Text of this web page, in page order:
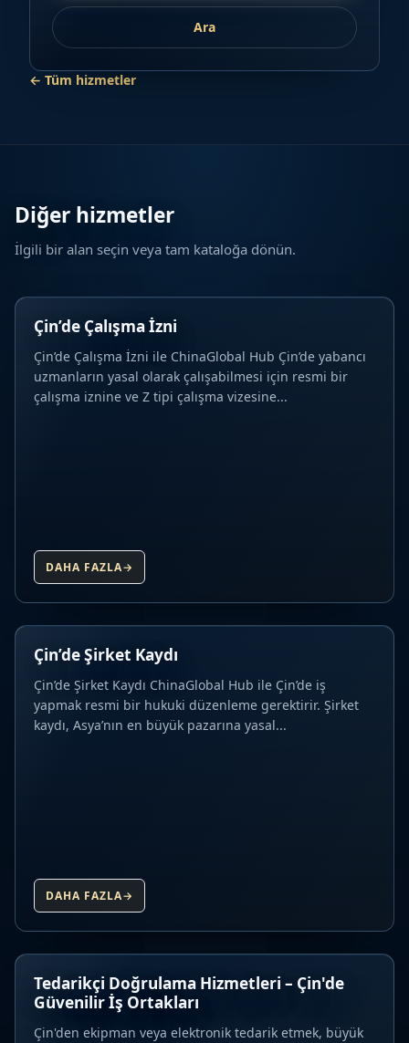
Ara
← Tüm hizmetler
Diğer hizmetler
İlgili bir alan seçin veya tam kataloğa dönün.
Çin’de Çalışma İzni
Çin’de Çalışma İzni ile ChinaGlobal Hub Çin’de yabancı
uzmanların yasal olarak çalışabilmesi için resmi bir
çalışma iznine ve Z tipi çalışma vizesine...
DAHA FAZLA→
Çin’de Şirket Kaydı
Çin’de Şirket Kaydı ChinaGlobal Hub ile Çin’de iş
yapmak resmi bir hukuki düzenleme gerektirir. Şirket
kaydı, Asya’nın en büyük pazarına yasal...
DAHA FAZLA→
Tedarikçi Doğrulama Hizmetleri – Çin'de
Güvenilir İş Ortakları
Çin'den ekipman veya elektronik tedarik etmek, büyük